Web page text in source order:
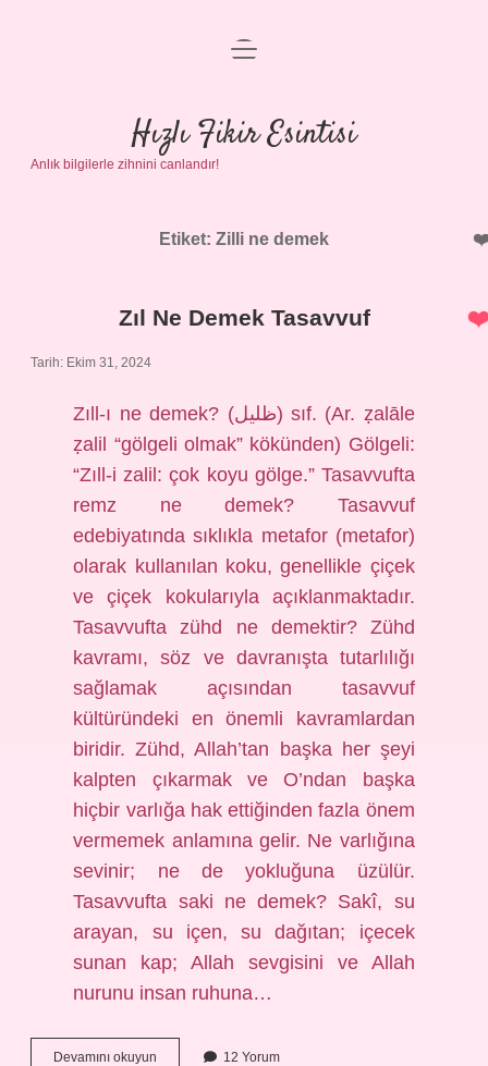
Anasayfa
Gizlilik Politikası
Yasal Uyarı
menüyü
Hızlı Fikir Esintisi
Anlık bilgilerle zihnini canlandır!
Etiket: Zilli ne demek
Zıl Ne Demek Tasavvuf
Tarih: Ekim 31, 2024
Zıll-ı ne demek? (ﻇﻠﻴﻞ) sıf. (Ar. ẓalāle
ẓalіl “gölgeli olmak” kökünden) Gölgeli:
“Zıll-i zalil: çok koyu gölge.” Tasavvufta
remz ne demek? Tasavvuf
edebiyatında sıklıkla metafor (metafor)
olarak kullanılan koku, genellikle çiçek
ve çiçek kokularıyla açıklanmaktadır.
Tasavvufta zühd ne demektir? Zühd
kavramı, söz ve davranışta tutarlılığı
sağlamak açısından tasavvuf
kültüründeki en önemli kavramlardan
biridir. Zühd, Allah’tan başka her şeyi
kalpten çıkarmak ve O’ndan başka
hiçbir varlığa hak ettiğinden fazla önem
vermemek anlamına gelir. Ne varlığına
sevinir; ne de yokluğuna üzülür.
Tasavvufta saki ne demek? Sakî, su
arayan, su içen, su dağıtan; içecek
sunan kap; Allah sevgisini ve Allah
nurunu insan ruhuna…
Devamını okuyun 12 Yorum